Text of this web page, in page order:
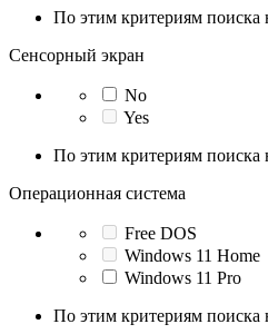
По этим критериям поиска
Сенсорный экран
No
Yes
По этим критериям поиска
Операционная система
Free DOS
Windows 11 Home
Windows 11 Pro
По этим критериям поиска